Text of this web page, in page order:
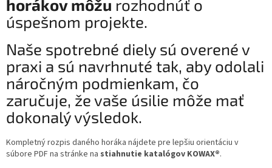
horákov môžu rozhodnúť o
úspešnom projekte.
Naše spotrebné diely sú overené v
praxi a sú navrhnuté tak, aby odolali
náročným podmienkam, čo
zaručuje, že vaše úsilie môže mať
dokonalý výsledok.
Kompletný rozpis daného horáka nájdete pre lepšiu orientáciu v
súbore PDF na stránke na stiahnutie katalógov KOWAX®.